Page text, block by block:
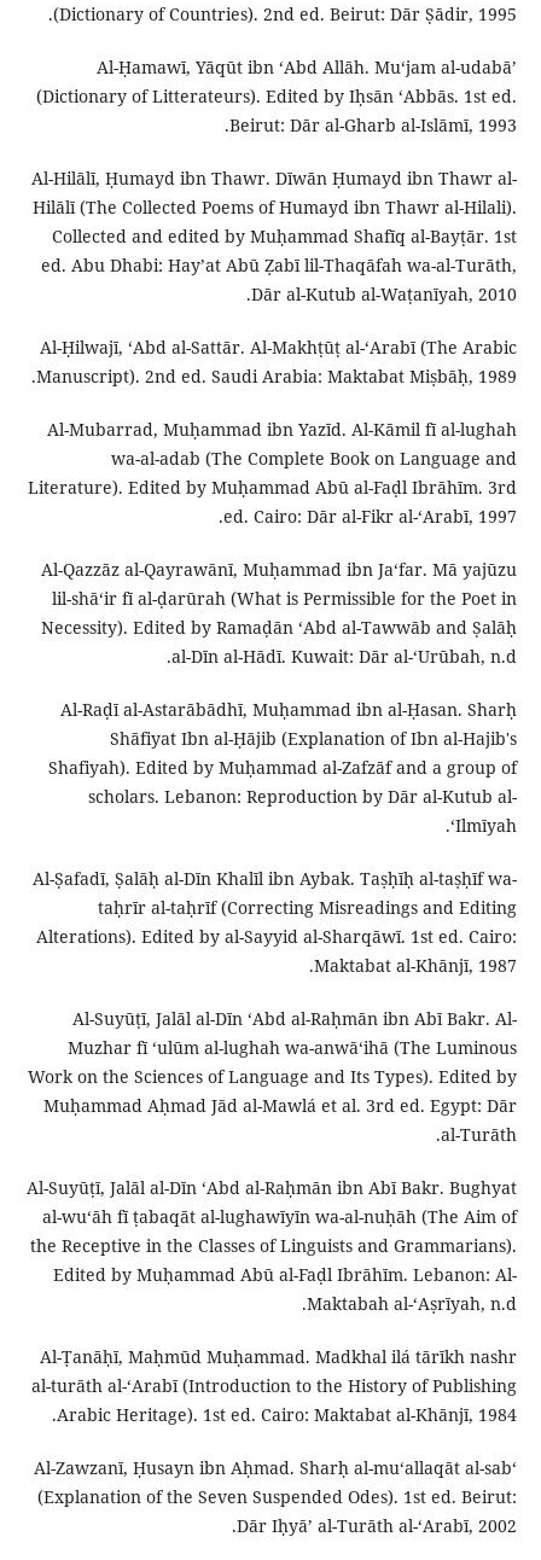
(Dictionary of Countries). 2nd ed. Beirut: Dār Ṣādir, 1995.
Al-Ḥamawī, Yāqūt ibn ʻAbd Allāh. Muʻjam al-udabāʼ
(Dictionary of Litterateurs). Edited by Iḥsān ʻAbbās. 1st ed.
Beirut: Dār al-Gharb al-Islāmī, 1993.
Al-Hilālī, Ḥumayd ibn Thawr. Dīwān Ḥumayd ibn Thawr al-
Hilālī (The Collected Poems of Humayd ibn Thawr al-Hilali).
Collected and edited by Muḥammad Shafīq al-Bayṭār. 1st
ed. Abu Dhabi: Hayʼat Abū Ẓabī lil-Thaqāfah wa-al-Turāth,
Dār al-Kutub al-Waṭanīyah, 2010.
Al-Ḥilwajī, ʻAbd al-Sattār. Al-Makhṭūṭ al-ʻArabī (The Arabic
Manuscript). 2nd ed. Saudi Arabia: Maktabat Miṣbāḥ, 1989.
Al-Mubarrad, Muḥammad ibn Yazīd. Al-Kāmil fī al-lughah
wa-al-adab (The Complete Book on Language and
Literature). Edited by Muḥammad Abū al-Faḍl Ibrāhīm. 3rd
ed. Cairo: Dār al-Fikr al-ʻArabī, 1997.
Al-Qazzāz al-Qayrawānī, Muḥammad ibn Jaʻfar. Mā yajūzu
lil-shāʻir fī al-ḍarūrah (What is Permissible for the Poet in
Necessity). Edited by Ramaḍān ʻAbd al-Tawwāb and Ṣalāḥ
al-Dīn al-Hādī. Kuwait: Dār al-ʻUrūbah, n.d.
Al-Raḍī al-Astarābādhī, Muḥammad ibn al-Ḥasan. Sharḥ
Shāfiyat Ibn al-Ḥājib (Explanation of Ibn al-Hajib's
Shafiyah). Edited by Muḥammad al-Zafzāf and a group of
scholars. Lebanon: Reproduction by Dār al-Kutub al-
ʻIlmīyah.
Al-Ṣafadī, Ṣalāḥ al-Dīn Khalīl ibn Aybak. Taṣḥīḥ al-taṣḥīf wa-
taḥrīr al-taḥrīf (Correcting Misreadings and Editing
Alterations). Edited by al-Sayyid al-Sharqāwī. 1st ed. Cairo:
Maktabat al-Khānjī, 1987.
Al-Suyūṭī, Jalāl al-Dīn ʻAbd al-Raḥmān ibn Abī Bakr. Al-
Muzhar fī ʻulūm al-lughah wa-anwāʻihā (The Luminous
Work on the Sciences of Language and Its Types). Edited by
Muḥammad Aḥmad Jād al-Mawlá et al. 3rd ed. Egypt: Dār
al-Turāth.
Al-Suyūṭī, Jalāl al-Dīn ʻAbd al-Raḥmān ibn Abī Bakr. Bughyat
al-wuʻāh fī ṭabaqāt al-lughawīyīn wa-al-nuḥāh (The Aim of
the Receptive in the Classes of Linguists and Grammarians).
Edited by Muḥammad Abū al-Faḍl Ibrāhīm. Lebanon: Al-
Maktabah al-ʻAṣrīyah, n.d.
Al-Ṭanāḥī, Maḥmūd Muḥammad. Madkhal ilá tārīkh nashr
al-turāth al-ʻArabī (Introduction to the History of Publishing
Arabic Heritage). 1st ed. Cairo: Maktabat al-Khānjī, 1984.
Al-Zawzanī, Ḥusayn ibn Aḥmad. Sharḥ al-muʻallaqāt al-sabʻ
(Explanation of the Seven Suspended Odes). 1st ed. Beirut:
Dār Iḥyāʼ al-Turāth al-ʻArabī, 2002.